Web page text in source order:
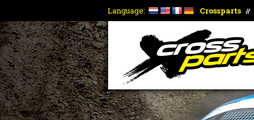
Language: Crossparts //